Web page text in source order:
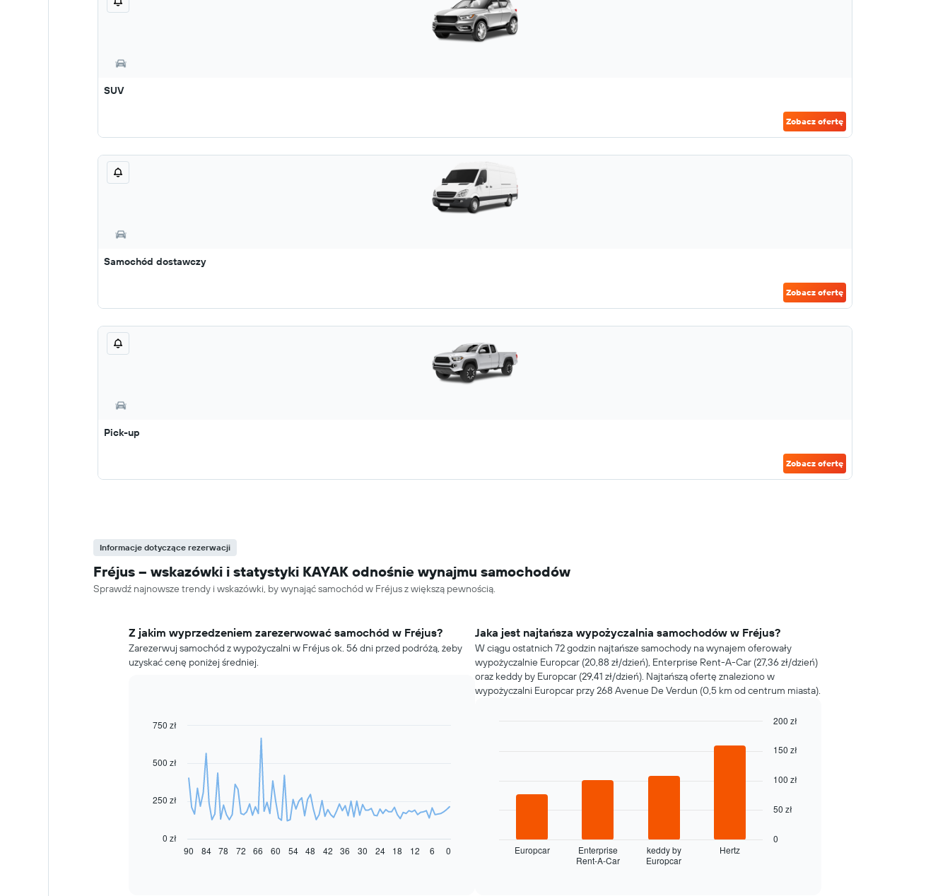
SUV
Zobacz ofertę
Samochód dostawczy
Zobacz ofertę
Pick-up
Zobacz ofertę
Informacje dotyczące rezerwacji
Fréjus – wskazówki i statystyki KAYAK odnośnie wynajmu samochodów
Sprawdź najnowsze trendy i wskazówki, by wynająć samochód w Fréjus z większą pewnością.
Z jakim wyprzedzeniem zarezerwować samochód w Fréjus?
Zarezerwuj samochód z wypożyczalni w Fréjus ok. 56 dni przed podróżą, żeby
uzyskać cenę poniżej średniej.
Line
91
data
Następujący
pokazuje,
Chart
0 zł
250 zł
500 zł
750 zł
90 60 30 0
84 78 72 66 54 48 42 36 24 18 12 6
Jaka jest najtańsza wypożyczalnia samochodów w Fréjus?
W ciągu ostatnich 72 godzin najtańsze samochody na wynajem oferowały
wypożyczalnie Europcar (20,88 zł/dzień), Enterprise Rent-A-Car (27,36 zł/dzień)
oraz keddy by Europcar (29,41 zł/dzień). Najtańszą ofertę znaleziono w
wypożyczalni Europcar przy 268 Avenue De Verdun (0,5 km od centrum miasta).
pokazuje
czteryEuropcar
Enterprise
Rent-A-Car
keddy by
Europcar
Hertz
0
50 zł
100 zł
150 zł
200 zł